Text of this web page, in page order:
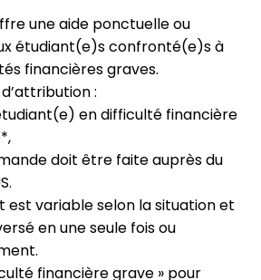
une aide ponctuelle ou
étudiant(e)s confronté(e)s à
financières graves.
:
en difficulté financière
doit être faite auprès du
est variable selon la situation et
en une seule fois ou
financière grave » pour